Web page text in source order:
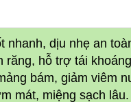
nhanh, dịu nhẹ an
răng, hỗ trợ tái
bám, giảm viêm
mát, miệng sạch lâu.